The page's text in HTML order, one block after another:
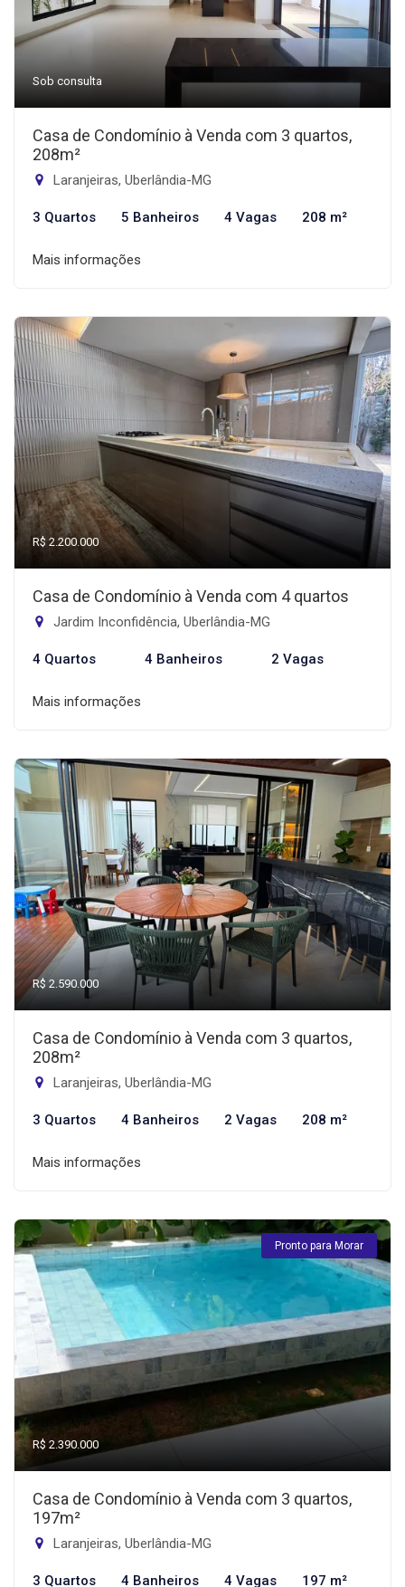
Sob consulta
Casa de Condomínio à Venda com 3 quartos,
208m²
Laranjeiras, Uberlândia-MG
3 Quartos 5 Banheiros 4 Vagas 208 m²
Mais informações
R$ 2.200.000
Casa de Condomínio à Venda com 4 quartos
Jardim Inconfidência, Uberlândia-MG
4 Quartos 4 Banheiros 2 Vagas
Mais informações
R$ 2.590.000
Casa de Condomínio à Venda com 3 quartos,
208m²
Laranjeiras, Uberlândia-MG
3 Quartos 4 Banheiros 2 Vagas 208 m²
Mais informações
Pronto para Morar
R$ 2.390.000
Casa de Condomínio à Venda com 3 quartos,
197m²
Laranjeiras, Uberlândia-MG
3 Quartos 4 Banheiros 4 Vagas 197 m²